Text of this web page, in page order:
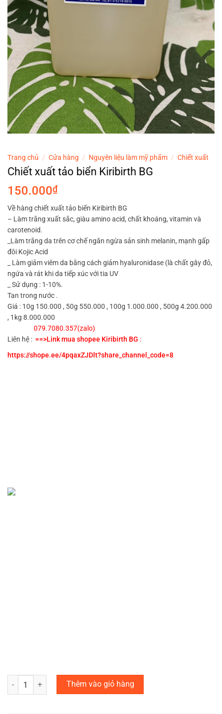
Trang chủ / Cửa hàng / Nguyên liệu làm mỹ phẩm / Chiết xuất
Chiết xuất tảo biển Kiribirth BG
150.000₫
Về hàng chiết xuất tảo biển Kiribirth BG
– Làm trắng xuất sắc, giàu amino acid, chất khoáng, vitamin và
carotenoid.
_Làm trắng da trên cơ chế ngăn ngừa sản sinh melanin, mạnh gấp
đôi Kojic Acid
_ Làm giảm viêm da bằng cách giảm hyaluronidase (là chất gây đỏ,
ngứa và rát khi da tiếp xúc với tia UV
_ Sử dụng : 1-10%.
Tan trong nước .
Giá : 10g 150.000 , 50g 550.000 , 100g 1.000.000 , 500g 4.200.000
, 1kg 8.000.000
Liên hệ :
079.7080.357(zalo)
==>Link mua shopee Kiribirth BG :
https://shope.ee/4pqaxZJDlt?share_channel_code=8
Chiết xuất tảo biển Kiribirth BG số lượng
Thêm vào giỏ hàng